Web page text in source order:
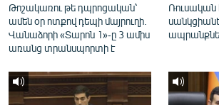
Թոշակառու թե դպրոցական՝
ամեն օր ոտքով դեպի մայրուղի.
Վանաձորի «Տարոն 1»-ը 3 ամիս
առանց տրանսպորտի է